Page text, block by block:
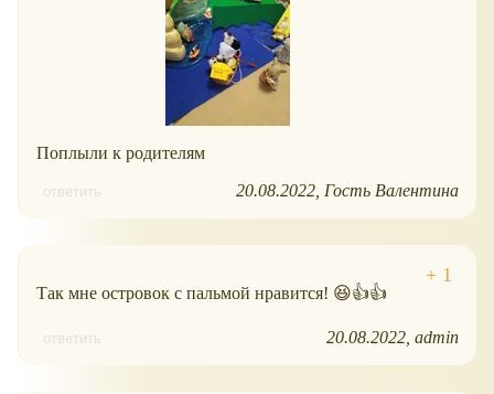
Поплыли к родителям
ответить 20.08.2022 Гость Валентина
Так мне островок с пальмой нравится! 😆👍👍
ответить 20.08.2022 admin